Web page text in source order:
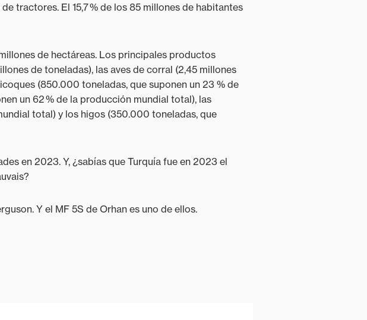
tractores. El 15,7 % de los 85 millones de habitantes
de hectáreas. Los principales productos
de toneladas), las aves de corral (2,45 millones
(850.000 toneladas, que suponen un 23 % de
un 62 % de la producción mundial total), las
total) y los higos (350.000 toneladas, que
en 2023. Y, ¿sabías que Turquía fue en 2023 el
Y el MF 5S de Orhan es uno de ellos.